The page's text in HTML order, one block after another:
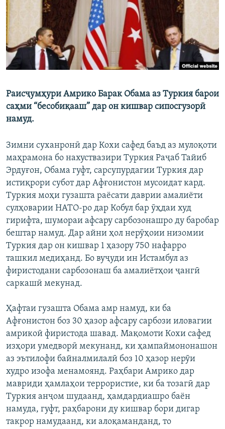
ГУЗОРИШҲОИ РАДИОӢ
ПАЙГИРӢ КУНЕД
Ҳамаи сомонаҳои RFE/RL
Раисҷумҳури Амрико Барак Обама аз Туркия барои
саҳми “бесобиқааш” дар он кишвар сипосгузорӣ
намуд.
Зимни суханронӣ дар Кохи сафед баъд аз мулоқоти
маҳрамона бо нахуствазири Туркия Раҷаб Тайиб
Эрдуғон, Обама гуфт, сарсупурдагии Туркия дар
истиқрори субот дар Афғонистон мусоидат кард.
Туркия моҳи гузашта раёсати даврии амалиёти
сулҳоварии НАТО-ро дар Кобул бар ӯҳдаи худ
гирифта, шумораи афсару сарбозонашро ду баробар
бештар намуд. Дар айни ҳол нерӯҳоии низомии
Туркия дар он кишвар 1 ҳазору 750 нафарро
ташкил медиҳанд. Бо вуҷуди ин Истамбул аз
фиристодани сарбозонаш ба амалиётҳои ҷангӣ
саркашӣ мекунад.
Ҳафтаи гузашта Обама амр намуд, ки ба
Афғонистон боз 30 ҳазор афсару сарбози иловагии
амрикоӣ фиристода шавад. Мақомоти Кохи сафед
изҳори умедворӣ мекунанд, ки ҳампаймононашон
аз эътилофи байналмилалӣ боз 10 ҳазор нерӯи
худро изофа менамоянд. Раҳбари Амрико дар
мавриди ҳамлаҳои террористие, ки ба тозагӣ дар
Туркия анҷом шудаанд, ҳамдардиашро баён
намуда, гуфт, раҳбарони ду кишвар бори дигар
такрор намудаанд, ки алоқаманданд, то